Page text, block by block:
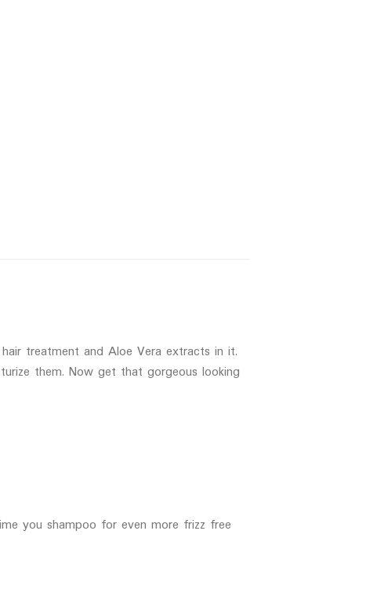
treatment and Aloe Vera extracts in it.
them. Now get that gorgeous looking
you shampoo for even more frizz free